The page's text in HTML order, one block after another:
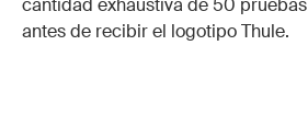
cantidad exhaustiva de 50 pruebas
antes de recibir el logotipo Thule.